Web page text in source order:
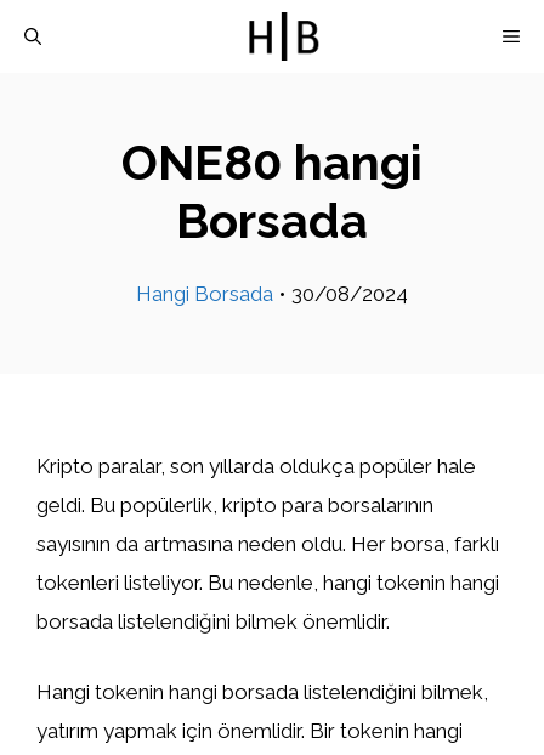
ONE80 hangi
Borsada
Hangi Borsada • 30/08/2024
Kripto paralar, son yıllarda oldukça popüler hale
geldi. Bu popülerlik, kripto para borsalarının
sayısının da artmasına neden oldu. Her borsa, farklı
tokenleri listeliyor. Bu nedenle, hangi tokenin hangi
borsada listelendiğini bilmek önemlidir.
Hangi tokenin hangi borsada listelendiğini bilmek,
yatırım yapmak için önemlidir. Bir tokenin hangi